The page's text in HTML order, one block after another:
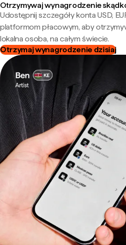
Otrzymywaj wynagrodzenie
Udostępnij szczegóły konta USD,
platformom płacowym, aby
lokalna osoba, na całym świecie.
Otrzymaj wynagrodzenie dzisiaj